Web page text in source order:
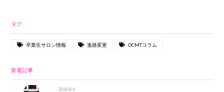
タグ
卒業生サロン情報 進路変更 OCMTコラム
新着記事
2026.8.6